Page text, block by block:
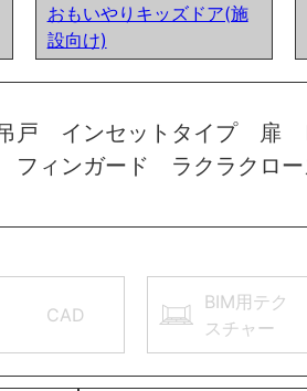
おもいやりキッズドア(施
設向け)
戸 インセットタイプ
ィンガード ラクラクロー
CAD
BIM用テク
スチャー